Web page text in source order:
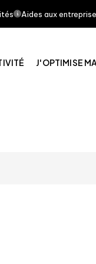
l'objet d'un
Aides aux
J'OPTIMISE